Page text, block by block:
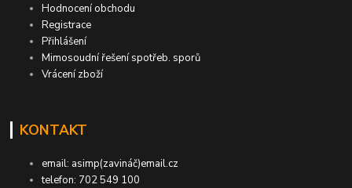
Hodnocení obchodu
Registrace
Přihlášení
Mimosoudní řešení spotřeb. sporů
Vrácení zboží
KONTAKT
email: asimp(zavináč)email.cz
telefon: 702 549 100